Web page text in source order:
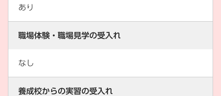
あり
職場体験・職場見学の受入れ
なし
養成校からの実習の受入れ